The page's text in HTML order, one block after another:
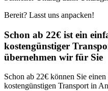
Bereit? Lasst uns anpacken!
Schon ab 22€ ist ein
kostengünstiger
übernehmen wir für Sie
Schon ab 22€ können Sie
kostengünstigen Transport in